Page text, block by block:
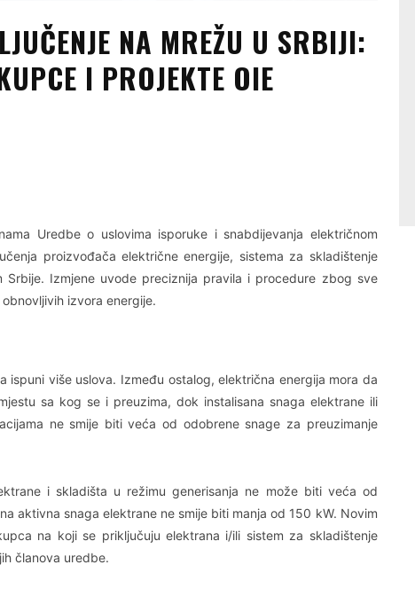
NA MREŽU U SRBIJI:
I PROJEKTE OIE
Uredbe o uslovima isporuke i snabdijevanja električnom
proizvođača električne energije, sistema za skladištenje
Izmjene uvode preciznija pravila i procedure zbog sve
izvora energije.
više uslova. Između ostalog, električna energija mora da
sa kog se i preuzima, dok instalisana snaga elektrane ili
ne smije biti veća od odobrene snage za preuzimanje
i skladišta u režimu generisanja ne može biti veća od
aktivna snaga elektrane ne smije biti manja od 150 kW. Novim
na koji se priključuju elektrana i/ili sistem za skladištenje
članova uredbe.